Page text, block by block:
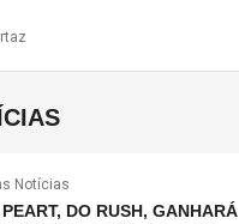
Notícias
DO RUSH, GANHARÁ